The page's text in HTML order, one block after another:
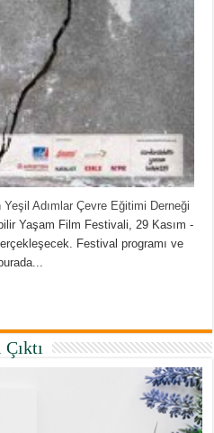
Yeşil Adımlar Çevre Eğitimi Derneği
Yaşam Film Festivali, 29 Kasım -
Festival programı ve